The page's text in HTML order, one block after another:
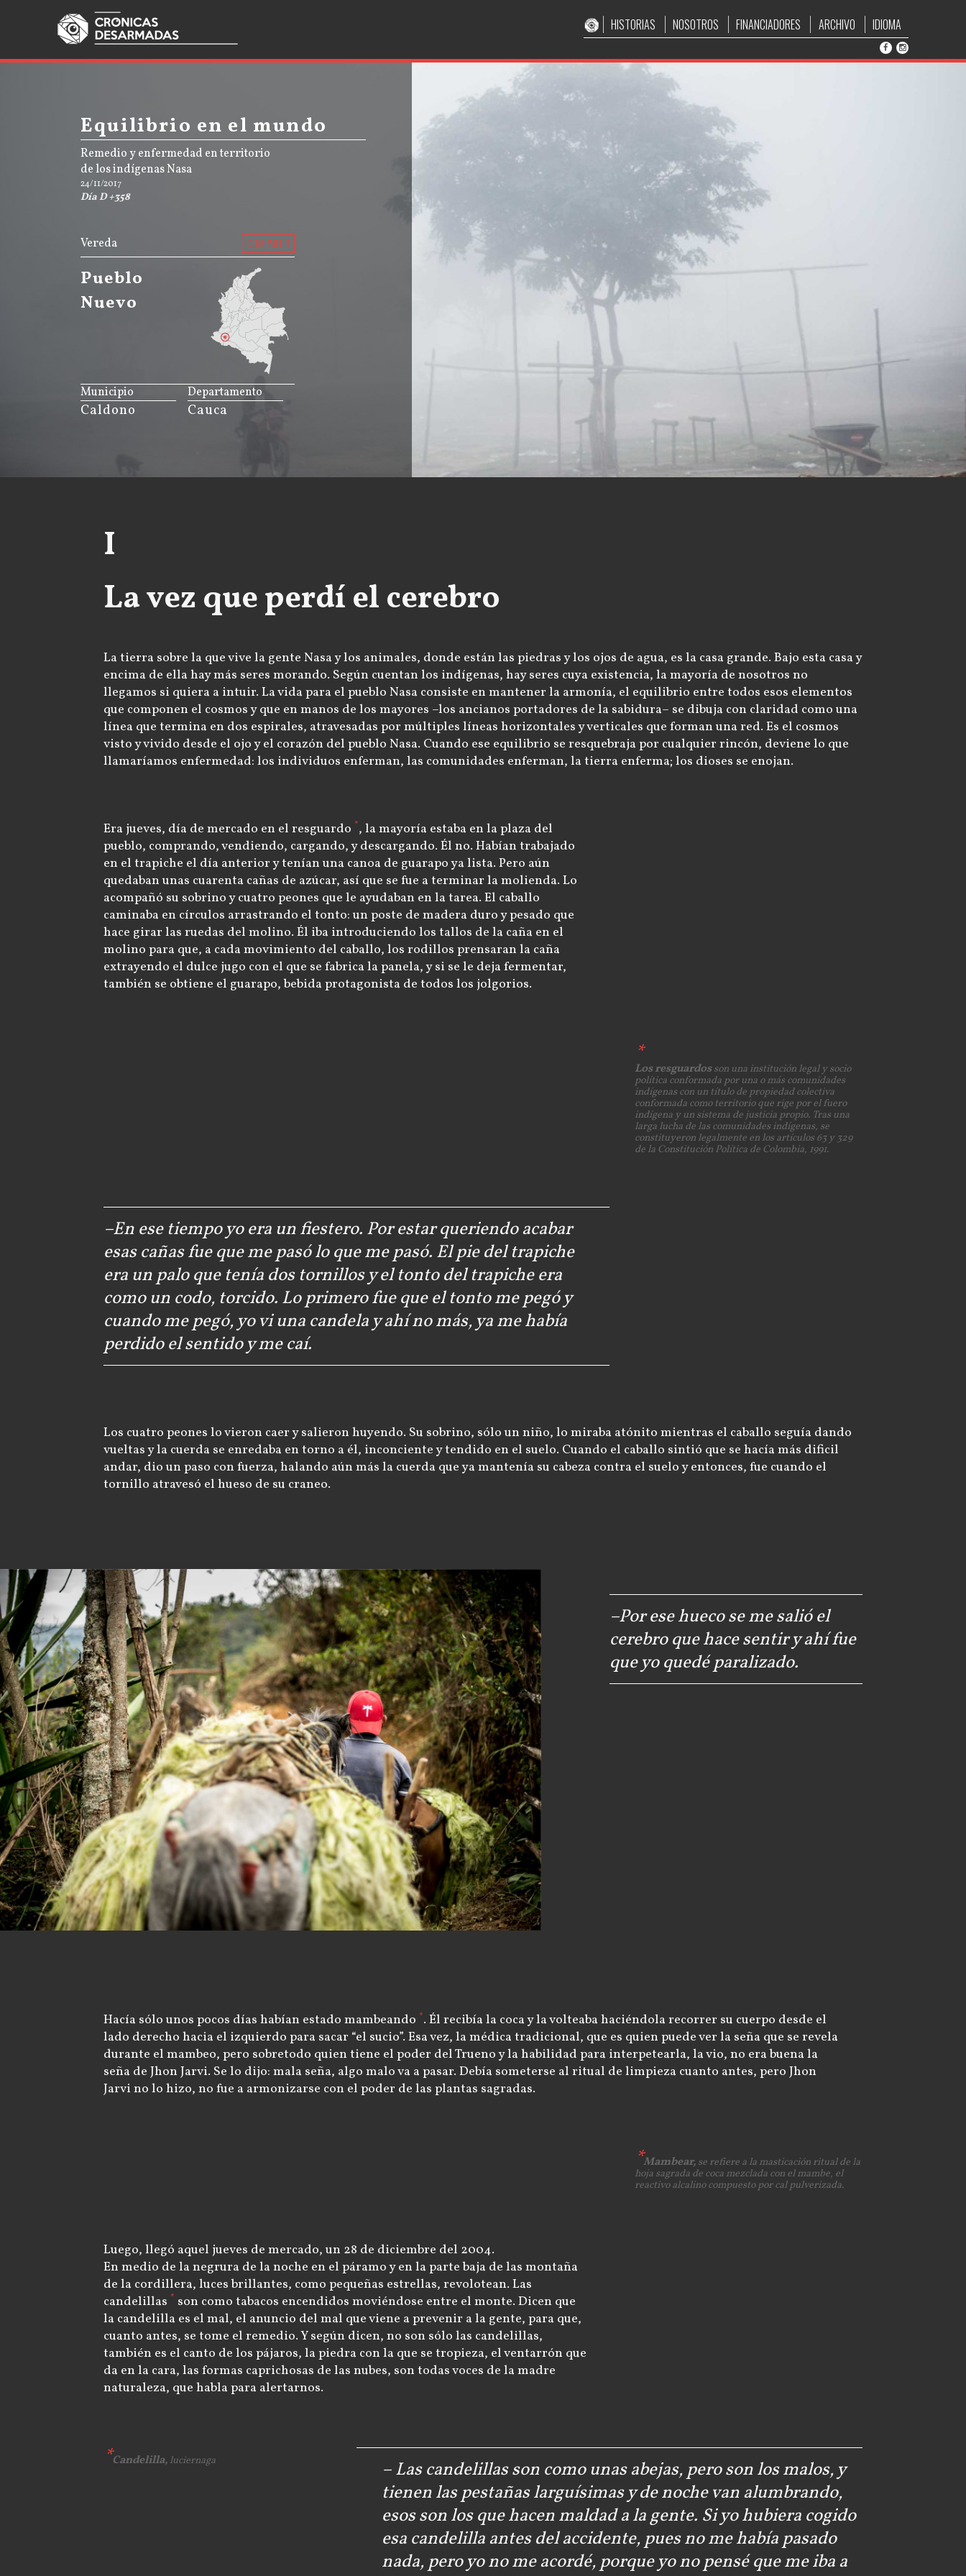
HISTORIAS NOSOTROS FINANCIADORES ARCHIVO IDIOMA
Equilibrio en el mundo
Remedio y enfermedad en territorio
de los indígenas Nasa
24/11/2017
Día D +358
Vereda COMPARTIR
Pueblo
Nuevo
Municipio
Caldono
Departamento
Cauca
I
La vez que perdí el cerebro
La tierra sobre la que vive la gente Nasa y los animales, donde están las piedras y los ojos de agua, es la casa grande. Bajo esta casa y
encima de ella hay más seres morando. Según cuentan los indígenas, hay seres cuya existencia, la mayoría de nosotros no
llegamos si quiera a intuir. La vida para el pueblo Nasa consiste en mantener la armonía, el equilibrio entre todos esos elementos
que componen el cosmos y que en manos de los mayores –los ancianos portadores de la sabidura– se dibuja con claridad como una
línea que termina en dos espirales, atravesadas por múltiples líneas horizontales y verticales que forman una red. Es el cosmos
visto y vivido desde el ojo y el corazón del pueblo Nasa. Cuando ese equilibrio se resquebraja por cualquier rincón, deviene lo que
llamaríamos enfermedad: los individuos enferman, las comunidades enferman, la tierra enferma; los dioses se enojan.
Era jueves, día de mercado en el resguardo *, la mayoría estaba en la plaza del
pueblo, comprando, vendiendo, cargando, y descargando. Él no. Habían trabajado
en el trapiche el día anterior y tenían una canoa de guarapo ya lista. Pero aún
quedaban unas cuarenta cañas de azúcar, así que se fue a terminar la molienda. Lo
acompañó su sobrino y cuatro peones que le ayudaban en la tarea. El caballo
caminaba en círculos arrastrando el tonto: un poste de madera duro y pesado que
hace girar las ruedas del molino. Él iba introduciendo los tallos de la caña en el
molino para que, a cada movimiento del caballo, los rodillos prensaran la caña
extrayendo el dulce jugo con el que se fabrica la panela, y si se le deja fermentar,
también se obtiene el guarapo, bebida protagonista de todos los jolgorios.
Los resguardosson una institución legal y socio
política conformada por una o más comunidades
indígenas con un título de propiedad colectiva
conformada como territorio que rige por el fuero
indígena y un sistema de justicia propio. Tras una
larga lucha de las comunidades indígenas, se
constituyeron legalmente en los artículos 63 y 329
de la Constitución Política de Colombia, 1991.
–En ese tiempo yo era un fiestero. Por estar queriendo acabar
esas cañas fue que me pasó lo que me pasó. El pie del trapiche
era un palo que tenía dos tornillos y el tonto del trapiche era
como un codo, torcido. Lo primero fue que el tonto me pegó y
cuando me pegó, yo vi una candela y ahí no más, ya me había
perdido el sentido y me caí.
Los cuatro peones lo vieron caer y salieron huyendo. Su sobrino, sólo un niño, lo miraba atónito mientras el caballo seguía dando
vueltas y la cuerda se enredaba en torno a él, inconciente y tendido en el suelo. Cuando el caballo sintió que se hacía más dificil
andar, dio un paso con fuerza, halando aún más la cuerda que ya mantenía su cabeza contra el suelo y entonces, fue cuando el
tornillo atravesó el hueso de su craneo.
–Por ese hueco se me salió el
cerebro que hace sentir y ahí fue
que yo quedé paralizado.
Hacía sólo unos pocos días habían estado mambeando *. Él recibía la coca y la volteaba haciéndola recorrer su cuerpo desde el
lado derecho hacia el izquierdo para sacar “el sucio”. Esa vez, la médica tradicional, que es quien puede ver la seña que se revela
durante el mambeo, pero sobretodo quien tiene el poder del Trueno y la habilidad para interpetearla, la vio, no era buena la
seña de Jhon Jarvi. Se lo dijo: mala seña, algo malo va a pasar. Debía someterse al ritual de limpieza cuanto antes, pero Jhon
Jarvi no lo hizo, no fue a armonizarse con el poder de las plantas sagradas.
Mambear, se refiere a la masticación ritual de la
hoja sagrada de coca mezclada con el mambe, el
reactivo alcalino compuesto por cal pulverizada.
Luego, llegó aquel jueves de mercado, un 28 de diciembre del 2004.
En medio de la negrura de la noche en el páramo y en la parte baja de las montaña
de la cordillera, luces brillantes, como pequeñas estrellas, revolotean. Las
candelillas * son como tabacos encendidos moviéndose entre el monte. Dicen que
la candelilla es el mal, el anuncio del mal que viene a prevenir a la gente, para que,
cuanto antes, se tome el remedio. Y según dicen, no son sólo las candelillas,
también es el canto de los pájaros, la piedra con la que se tropieza, el ventarrón que
da en la cara, las formas caprichosas de las nubes, son todas voces de la madre
naturaleza, que habla para alertarnos.
Candelilla, luciernaga
– Las candelillas son como unas abejas, pero son los malos, y
tienen las pestañas larguísimas y de noche van alumbrando,
esos son los que hacen maldad a la gente. Si yo hubiera cogido
esa candelilla antes del accidente, pues no me había pasado
nada, pero yo no me acordé, porque yo no pensé que me iba a